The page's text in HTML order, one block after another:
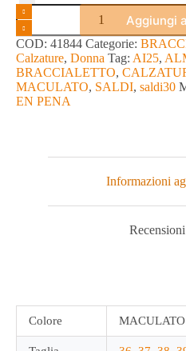
BRACCIALETTO
-
ALMA
EN
PENA
quantità
Aggiungi
COD: 41844 Categorie:
Calzature, Donna Tag: AI25,
BRACCIALETTO,
MACULATO, SALDI, saldi30
EN PENA
Informazioni
Colore MACULATO